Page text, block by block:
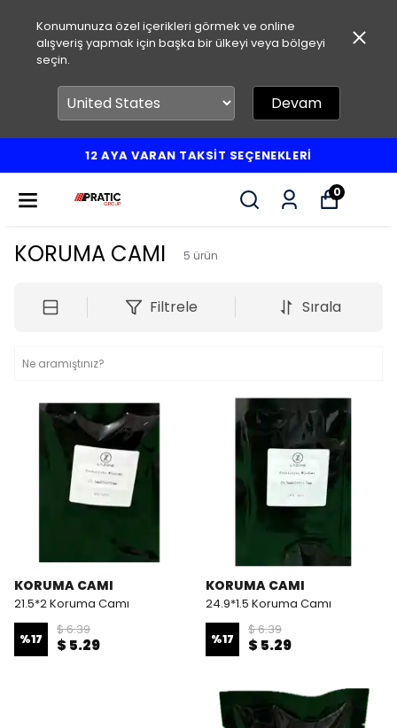
Konumunuza özel içerikleri görmek ve online
alışveriş yapmak için başka bir ülkeyi veya bölgeyi
seçin.
Devam
12 AYA VARAN TAKSİT SEÇENEKLERİ
0
KORUMA CAMI 5 ürün
Filtrele Sırala
KORUMA CAMI
21.5*2 Koruma Camı
%17
$ 6.39
$ 5.29
KORUMA CAMI
24.9*1.5 Koruma Camı
%17
$ 6.39
$ 5.29